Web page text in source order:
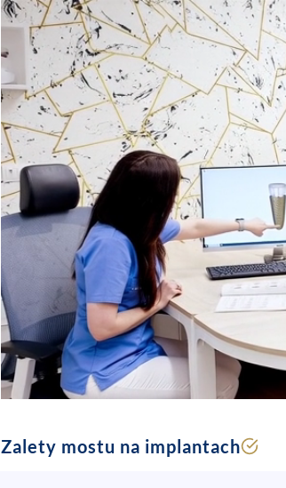
Zalety mostu na implantach